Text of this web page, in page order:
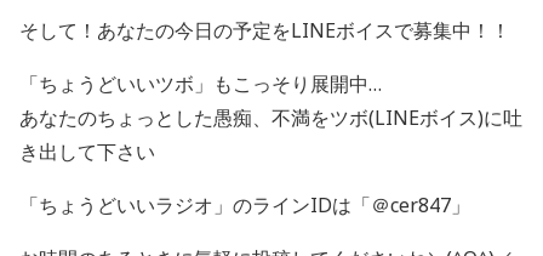
そして！あなたの今日の予定をLINEボイスで募集中！！
「ちょうどいいツボ」もこっそり展開中…
あなたのちょっとした愚痴、不満をツボ(LINEボイス)に吐
き出して下さい
「ちょうどいいラジオ」のラインIDは「＠cer847」